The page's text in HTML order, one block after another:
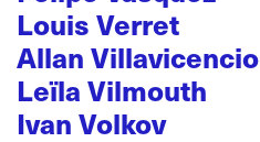
Louis Verret
Allan Villavicencio
Leïla Vilmouth
Ivan Volkov